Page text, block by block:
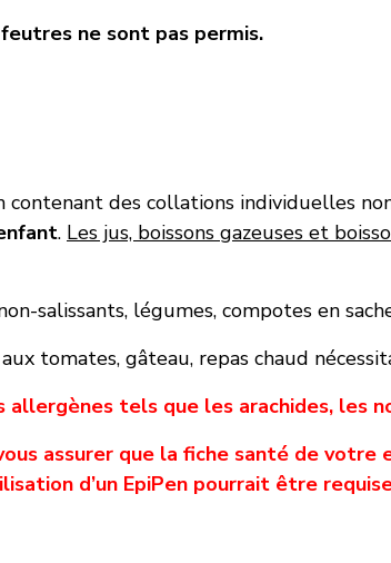
ne sont pas permis.
des collations individuelles non
. Les jus, boissons gazeuses et
salissants, légumes, compotes en
tomates, gâteau, repas chaud
allergènes tels que les arachides, les
assurer que la fiche santé de
d’un EpiPen pourrait être